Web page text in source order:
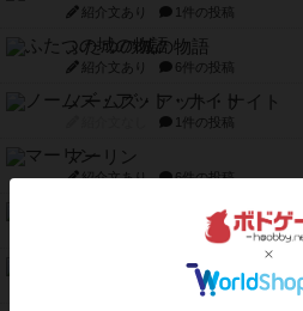
紹介文あり 1件の投稿
ふたつの城の物語
紹介文あり 6件の投稿
ノームズ・アット・ナイト
1件の投稿
マーリン
紹介文あり 6件の投稿
2件の投稿
トランスオリエント・エクス
1件の投稿